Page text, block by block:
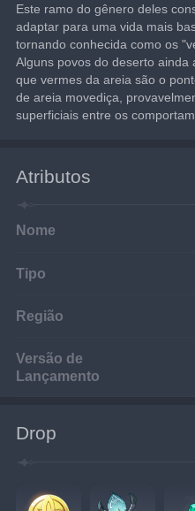
Este ramo do gênero deles
adaptar para uma vida mais
tornando conhecida como os
Alguns povos do deserto ainda
que vermes da areia são o
de areia movediça,
superficiais entre os
Atributos
Nome
Tipo
Região
Versão de
Lançamento
Drop